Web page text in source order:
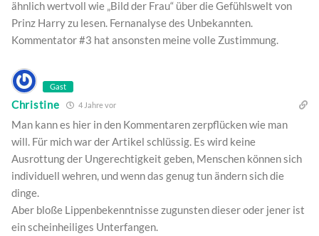
ähnlich wertvoll wie „Bild der Frau“ über die Gefühlswelt von
Prinz Harry zu lesen. Fernanalyse des Unbekannten.
Kommentator #3 hat ansonsten meine volle Zustimmung.
Gast
Christine 4 Jahre vor
Man kann es hier in den Kommentaren zerpflücken wie man
will. Für mich war der Artikel schlüssig. Es wird keine
Ausrottung der Ungerechtigkeit geben, Menschen können sich
individuell wehren, und wenn das genug tun ändern sich die
dinge.
Aber bloße Lippenbekenntnisse zugunsten dieser oder jener ist
ein scheinheiliges Unterfangen.